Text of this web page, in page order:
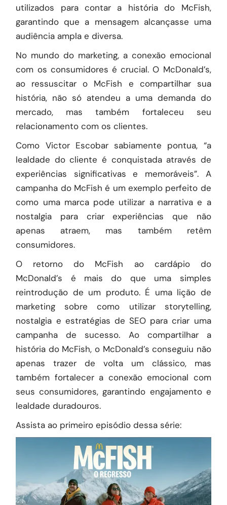
utilizados para contar a história do McFish,
garantindo que a mensagem alcançasse uma
audiência ampla e diversa.
No mundo do marketing, a conexão emocional
com os consumidores é crucial. O McDonald’s,
ao ressuscitar o McFish e compartilhar sua
história, não só atendeu a uma demanda do
mercado, mas também fortaleceu seu
relacionamento com os clientes.
Como Victor Escobar sabiamente pontua, “a
lealdade do cliente é conquistada através de
experiências significativas e memoráveis”. A
campanha do McFish é um exemplo perfeito de
como uma marca pode utilizar a narrativa e a
nostalgia para criar experiências que não
apenas atraem, mas também retêm
consumidores.
O retorno do McFish ao cardápio do
McDonald’s é mais do que uma simples
reintrodução de um produto. É uma lição de
marketing sobre como utilizar storytelling,
nostalgia e estratégias de SEO para criar uma
campanha de sucesso. Ao compartilhar a
história do McFish, o McDonald’s conseguiu não
apenas trazer de volta um clássico, mas
também fortalecer a conexão emocional com
seus consumidores, garantindo engajamento e
lealdade duradouros.
Assista ao primeiro episódio dessa série: